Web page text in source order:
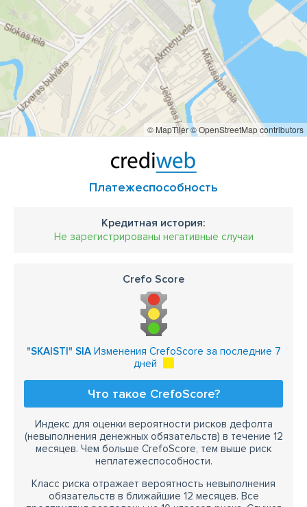
© MapTiler© OpenStreetMap contributors
Платежеспособность
Кредитная история:
Не зарегистрированы негативные случаи
Crefo Score
"SKAISTI" SIAИзменения CrefoScore за последние 7
дней
Что такое CrefoScore?
Индекс для оценки вероятности рисков дефолта
(невыполнения денежных обязательств) в течение 12
месяцев. Чем больше CrefoScore, тем выше риск
неплатежеспособности.
Класс риска отражает вероятность невыполнения
обязательств в ближайшие 12 месяцев. Все